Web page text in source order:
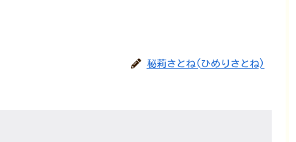
秘莉さとね(ひめりさとね)